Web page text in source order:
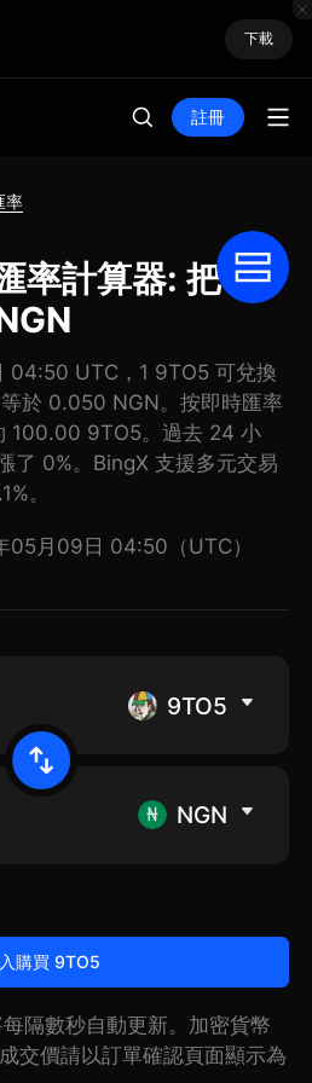
下載
註冊
率
率計算器: 把
UTC，1 9TO5 可兌換
於 0.050 NGN。按即時匯率
100.00 9TO5。過去 24 小
了 0%。BingX 支援多元交易
。
05月09日 04:50（UTC）
9TO5
NGN
購買 9TO5
隔數秒自動更新。加密貨幣
交價請以訂單確認頁面顯示為